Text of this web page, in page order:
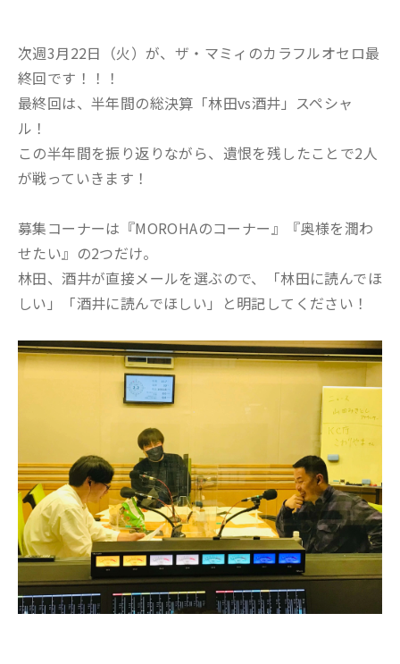
次週3月22日（火）が、ザ・マミィのカラフルオセロ最
終回です！！！
最終回は、半年間の総決算「林田vs酒井」スペシャ
ル！
この半年間を振り返りながら、遺恨を残したことで2人
が戦っていきます！
募集コーナーは『MOROHAのコーナー』『奥様を潤わ
せたい』の2つだけ。
林田、酒井が直接メールを選ぶので、「林田に読んでほ
しい」「酒井に読んでほしい」と明記してください！